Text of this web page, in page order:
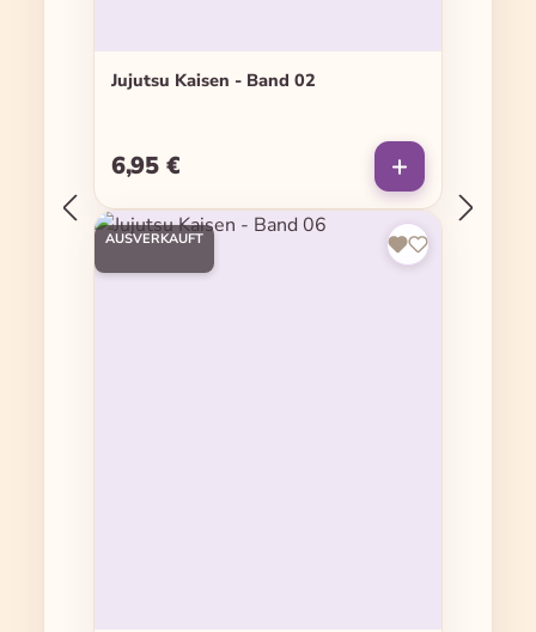
Jujutsu Kaisen - Band 02
Regulärer Preis:
6,95 €
AUSVERKAUFT